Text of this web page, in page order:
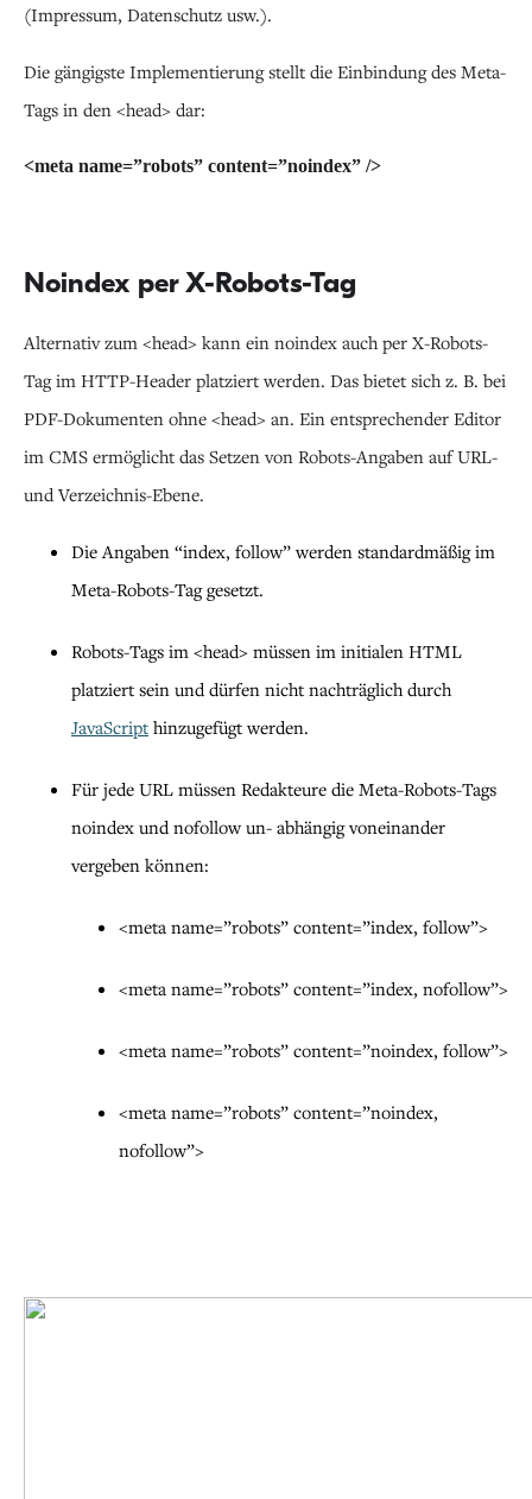
(Impressum, Datenschutz usw.).
Die gängigste Implementierung stellt die Einbindung des Meta-
Tags in den <head> dar:
<meta name=”robots” content=”noindex” />
Noindex per X-Robots-Tag
Alternativ zum <head> kann ein noindex auch per X-Robots-
Tag im HTTP-Header platziert werden. Das bietet sich z. B. bei
PDF-Dokumenten ohne <head> an. Ein entsprechender Editor
im CMS ermöglicht das Setzen von Robots-Angaben auf URL-
und Verzeichnis-Ebene.
Die Angaben “index, follow” werden standardmäßig im
Meta-Robots-Tag gesetzt.
Robots-Tags im <head> müssen im initialen HTML
platziert sein und dürfen nicht nachträglich durch
JavaScript hinzugefügt werden.
Für jede URL müssen Redakteure die Meta-Robots-Tags
noindex und nofollow un- abhängig voneinander
vergeben können:
<meta name=”robots” content=”index, follow”>
<meta name=”robots” content=”index, nofollow”>
<meta name=”robots” content=”noindex, follow”>
<meta name=”robots” content=”noindex,
nofollow”>